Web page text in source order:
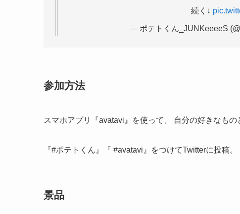
続く↓
— ポテトくん_JUNKeeeeS
参加方法
スマホアプリ『avatavi』を使って、 自分の好きなもの
『#ポテトくん』『 #avatavi』をつけてTwitterに投稿。
景品